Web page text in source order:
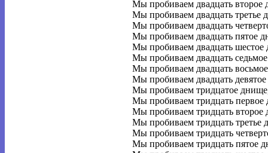
Мы пробиваем двадцать второе
Мы пробиваем двадцать третье
Мы пробиваем двадцать
Мы пробиваем двадцать пятое
Мы пробиваем двадцать шестое
Мы пробиваем двадцать
Мы пробиваем двадцать
Мы пробиваем двадцать
Мы пробиваем тридцатое
Мы пробиваем тридцать первое
Мы пробиваем тридцать второе
Мы пробиваем тридцать третье
Мы пробиваем тридцать
Мы пробиваем тридцать пятое